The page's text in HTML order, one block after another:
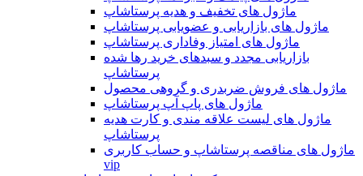
ماژول های تخفیف و هدیه پرستاشاپ
ماژول های بازاریابی و عضویابی پرستاشاپ
ماژول های امتیاز وفاداری پرستاشاپ
بازاریابی مجدد و سبدهای خرید رها شده
پرستاشاپ
ماژول های فروش ضربدری و گروهی محصول
ماژول های پاپ آپ پرستاشاپ
ماژول های لیست علاقه مندی و کارت هدیه
پرستاشاپ
ماژول های مناقصه پرستاشاپ و حساب کاربری
vip